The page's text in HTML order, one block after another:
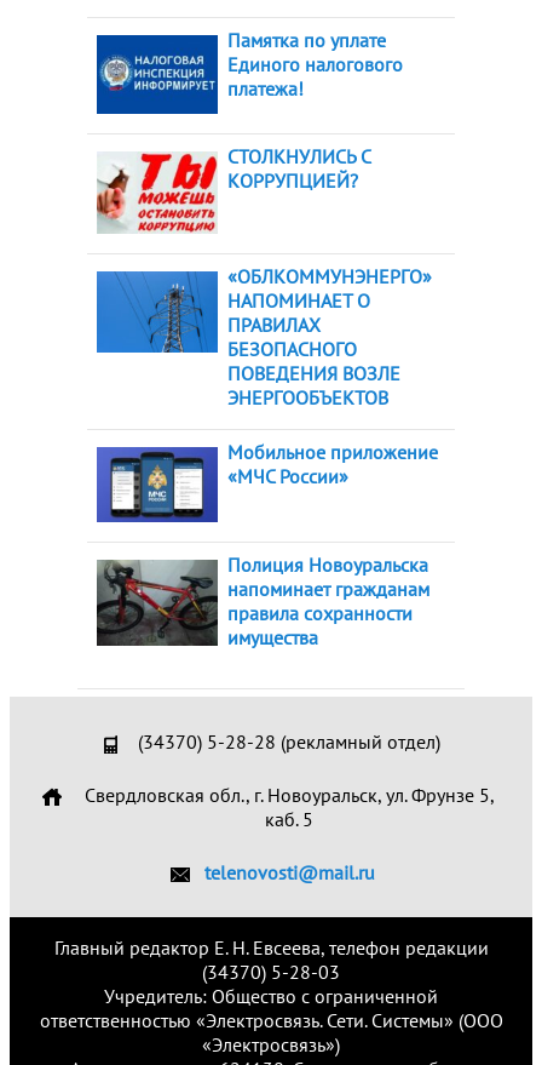
Памятка по уплате
Единого налогового
платежа!
СТОЛКНУЛИСЬ С
КОРРУПЦИЕЙ?
«ОБЛКОММУНЭНЕРГО»
НАПОМИНАЕТ О
ПРАВИЛАХ
БЕЗОПАСНОГО
ПОВЕДЕНИЯ ВОЗЛЕ
ЭНЕРГООБЪЕКТОВ
Мобильное приложение
«МЧС России»
Полиция Новоуральска
напоминает гражданам
правила сохранности
имущества
(34370) 5-28-28 (рекламный отдел)
Свердловская обл., г. Новоуральск, ул. Фрунзе 5,
каб. 5
telenovosti@mail.ru
Главный редактор Е. Н. Евсеева, телефон редакции
(34370) 5-28-03
Учредитель: Общество с ограниченной
ответственностью «Электросвязь. Сети. Системы» (ООО
«Электросвязь»)